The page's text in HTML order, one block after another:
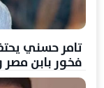
تامر حسني
فخور بابن مصر